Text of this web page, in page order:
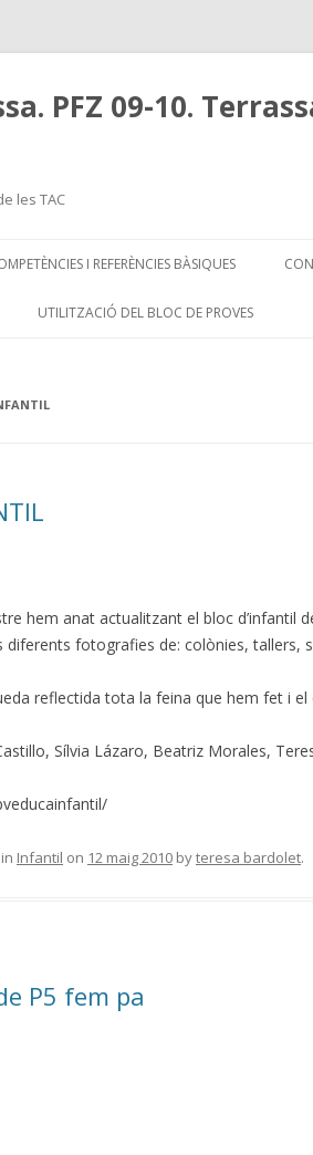
PFZ 09-10.
les TAC
I REFERÈNCIES BÀSIQUES
UTILITZACIÓ DEL BLOC DE PROVES
hem anat actualitzant el bloc d’infantil
diferents fotografies de: colònies, tallers,
reflectida tota la feina que hem fet i
Sílvia Lázaro, Beatriz Morales,
Infantil on 12 maig 2010 byteresa bardolet.
P5 fem pa